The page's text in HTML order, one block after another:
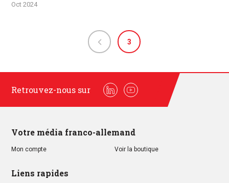
Oct 2024
3
Retrouvez-nous sur
LinkedinYoutube
Votre média franco-allemand
Mon compte Voir la boutique
Liens rapides